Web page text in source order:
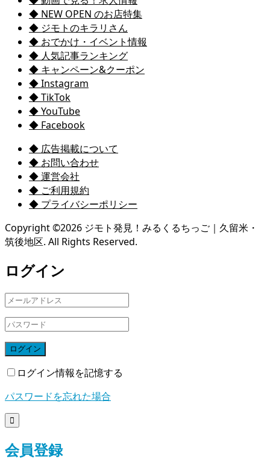
◆ NEW OPEN のお店特集
◆ ジモトのキラリさん
◆ おでかけ・イベント情報
◆ 人気記事ランキング
◆ キャンペーン&クーポン
◆ Instagram
◆ TikTok
◆ YouTube
◆ Facebook
◆ 広告掲載について
◆ お問い合わせ
◆ 運営会社
◆ ご利用規約
◆ プライバシーポリシー
Copyright ©2026 ジモト発見！みるくるちっご｜久留米・
筑後地区. All Rights Reserved.
ログイン
ログイン
ログイン情報を記憶する
パスワードを忘れた場合

会員登録